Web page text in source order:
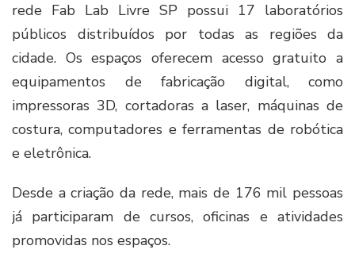
rede Fab Lab Livre SP possui 17 laboratórios
públicos distribuídos por todas as regiões da
cidade. Os espaços oferecem acesso gratuito a
equipamentos de fabricação digital, como
impressoras 3D, cortadoras a laser, máquinas de
costura, computadores e ferramentas de robótica
e eletrônica.
Desde a criação da rede, mais de 176 mil pessoas
já participaram de cursos, oficinas e atividades
promovidas nos espaços.